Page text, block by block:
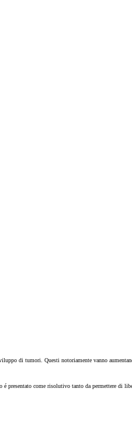
di tumori. Questi notoriamente vanno
presentato come risolutivo tanto da permettere di